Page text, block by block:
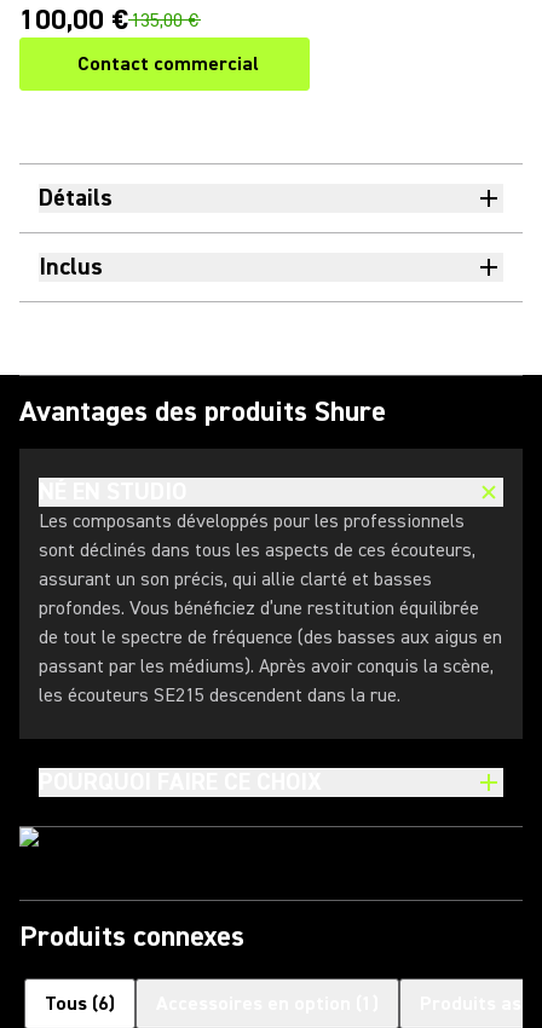
100,00 €135,00 €
Contact commercial
Détails
Inclus
Avantages des produits Shure
Les composants développés pour les professionnels
sont déclinés dans tous les aspects de ces écouteurs,
assurant un son précis, qui allie clarté et basses
profondes. Vous bénéficiez d’une restitution équilibrée
de tout le spectre de fréquence (des basses aux aigus en
passant par les médiums). Après avoir conquis la scène,
les écouteurs SE215 descendent dans la rue.
Produits connexes
Tous (6)